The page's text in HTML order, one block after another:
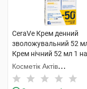
CeraVe Крем денний
зволожувальний 52
Крем нічний 52 мл 1
Косметік Актів
Інтернаціональ